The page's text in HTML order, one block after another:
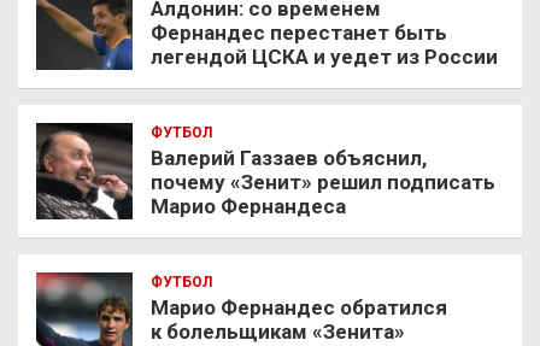
Алдонин: со временем
Фернандес перестанет быть
легендой ЦСКА и уедет из России
ФУТБОЛ
Валерий Газзаев объяснил,
почему «Зенит» решил подписать
Марио Фернандеса
ФУТБОЛ
Марио Фернандес обратился
к болельщикам «Зенита»